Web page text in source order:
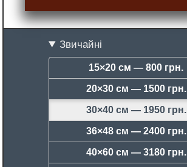
Звичайні
15×20 см — 800 грн.
20×30 см — 1500 грн.
30×40 см — 1950 грн.
36×48 см — 2400 грн.
40×60 см — 3180 грн.